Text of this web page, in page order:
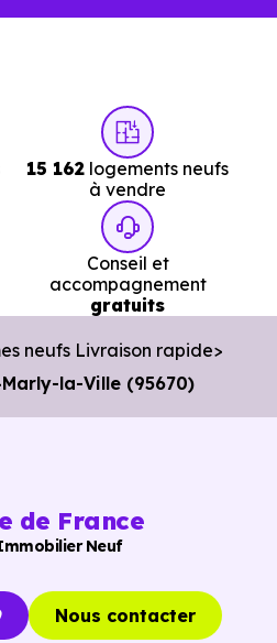
Ville (95670)
de :
le départ.
les démarches.
gagner du temps sans vous
maintenant nos
la-Ville (95670)
15 162 logements neufs
à vendre
Conseil et
accompagnement
gratuits
neufs Livraison rapide
Marly-la-Ville (95670)
de France
Neuf
Nous contacter